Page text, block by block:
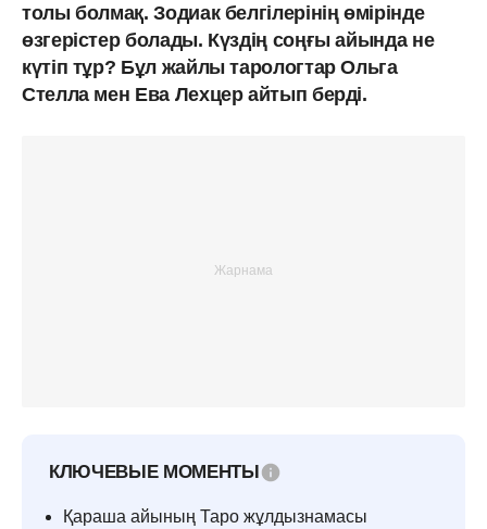
толы болмақ. Зодиак белгілерінің өмірінде
өзгерістер болады. Күздің соңғы айында не
күтіп тұр? Бұл жайлы тарологтар Ольга
Стелла мен Ева Лехцер айтып берді.
КЛЮЧЕВЫЕ МОМЕНТЫ
Қараша айының Таро жұлдызнамасы